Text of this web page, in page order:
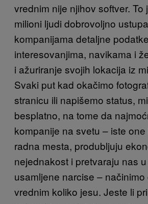
vrednim nije njihov softver. To
milioni ljudi dobrovoljno
kompanijama detaljne
interesovanjima, navikama i
i ažuriranje svojih lokacija iz
Svaki put kad okačimo
stranicu ili napišemo status,
besplatno, na tome da
kompanije na svetu – iste
radna mesta, produbljuju
nejednakost i pretvaraju nas
usamljene narcise – načinimo
vrednim koliko jesu. Jeste li